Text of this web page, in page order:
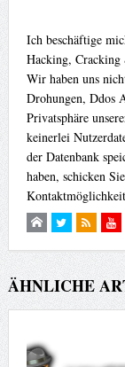
Ich beschäftige
Hacking, Cracking
Wir haben uns
Drohungen, Ddos
Privatsphäre
keinerlei
der Datenbank
haben, schicken
ÄHNLICHE